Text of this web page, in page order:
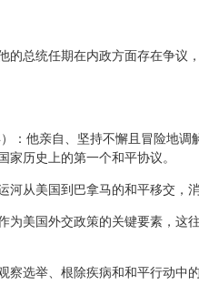
的总统任期在内政方面存在争议
：他亲自、坚持不懈且冒险地调
历史上的第一个和平协议。
河从美国到巴拿马的和平移交，
为美国外交政策的关键要素，
察选举、根除疾病和和平行动中